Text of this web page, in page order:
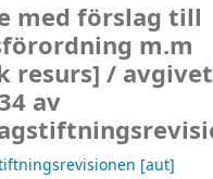
med förslag till
m.m
resurs] /
av
[aut]